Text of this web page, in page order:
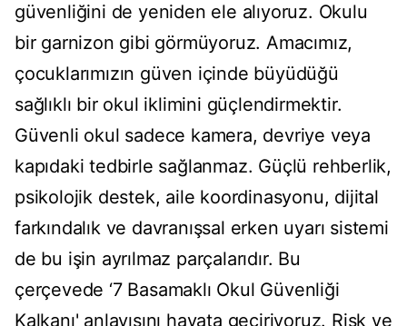
güvenliğini de yeniden ele alıyoruz. Okulu
bir garnizon gibi görmüyoruz. Amacımız,
çocuklarımızın güven içinde büyüdüğü
sağlıklı bir okul iklimini güçlendirmektir.
Güvenli okul sadece kamera, devriye veya
kapıdaki tedbirle sağlanmaz. Güçlü rehberlik,
psikolojik destek, aile koordinasyonu, dijital
farkındalık ve davranışsal erken uyarı sistemi
de bu işin ayrılmaz parçalarıdır. Bu
çerçevede ‘7 Basamaklı Okul Güvenliği
Kalkanı' anlayışını hayata geçiriyoruz. Risk ve